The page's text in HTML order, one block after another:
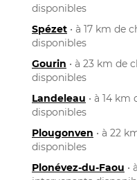
disponibles
Spézet • à 17 km de
disponibles
Gourin • à 23 km de
disponibles
Landeleau • à 14 km
disponibles
Plougonven • à 22
disponibles
Plonévez-du-Faou •